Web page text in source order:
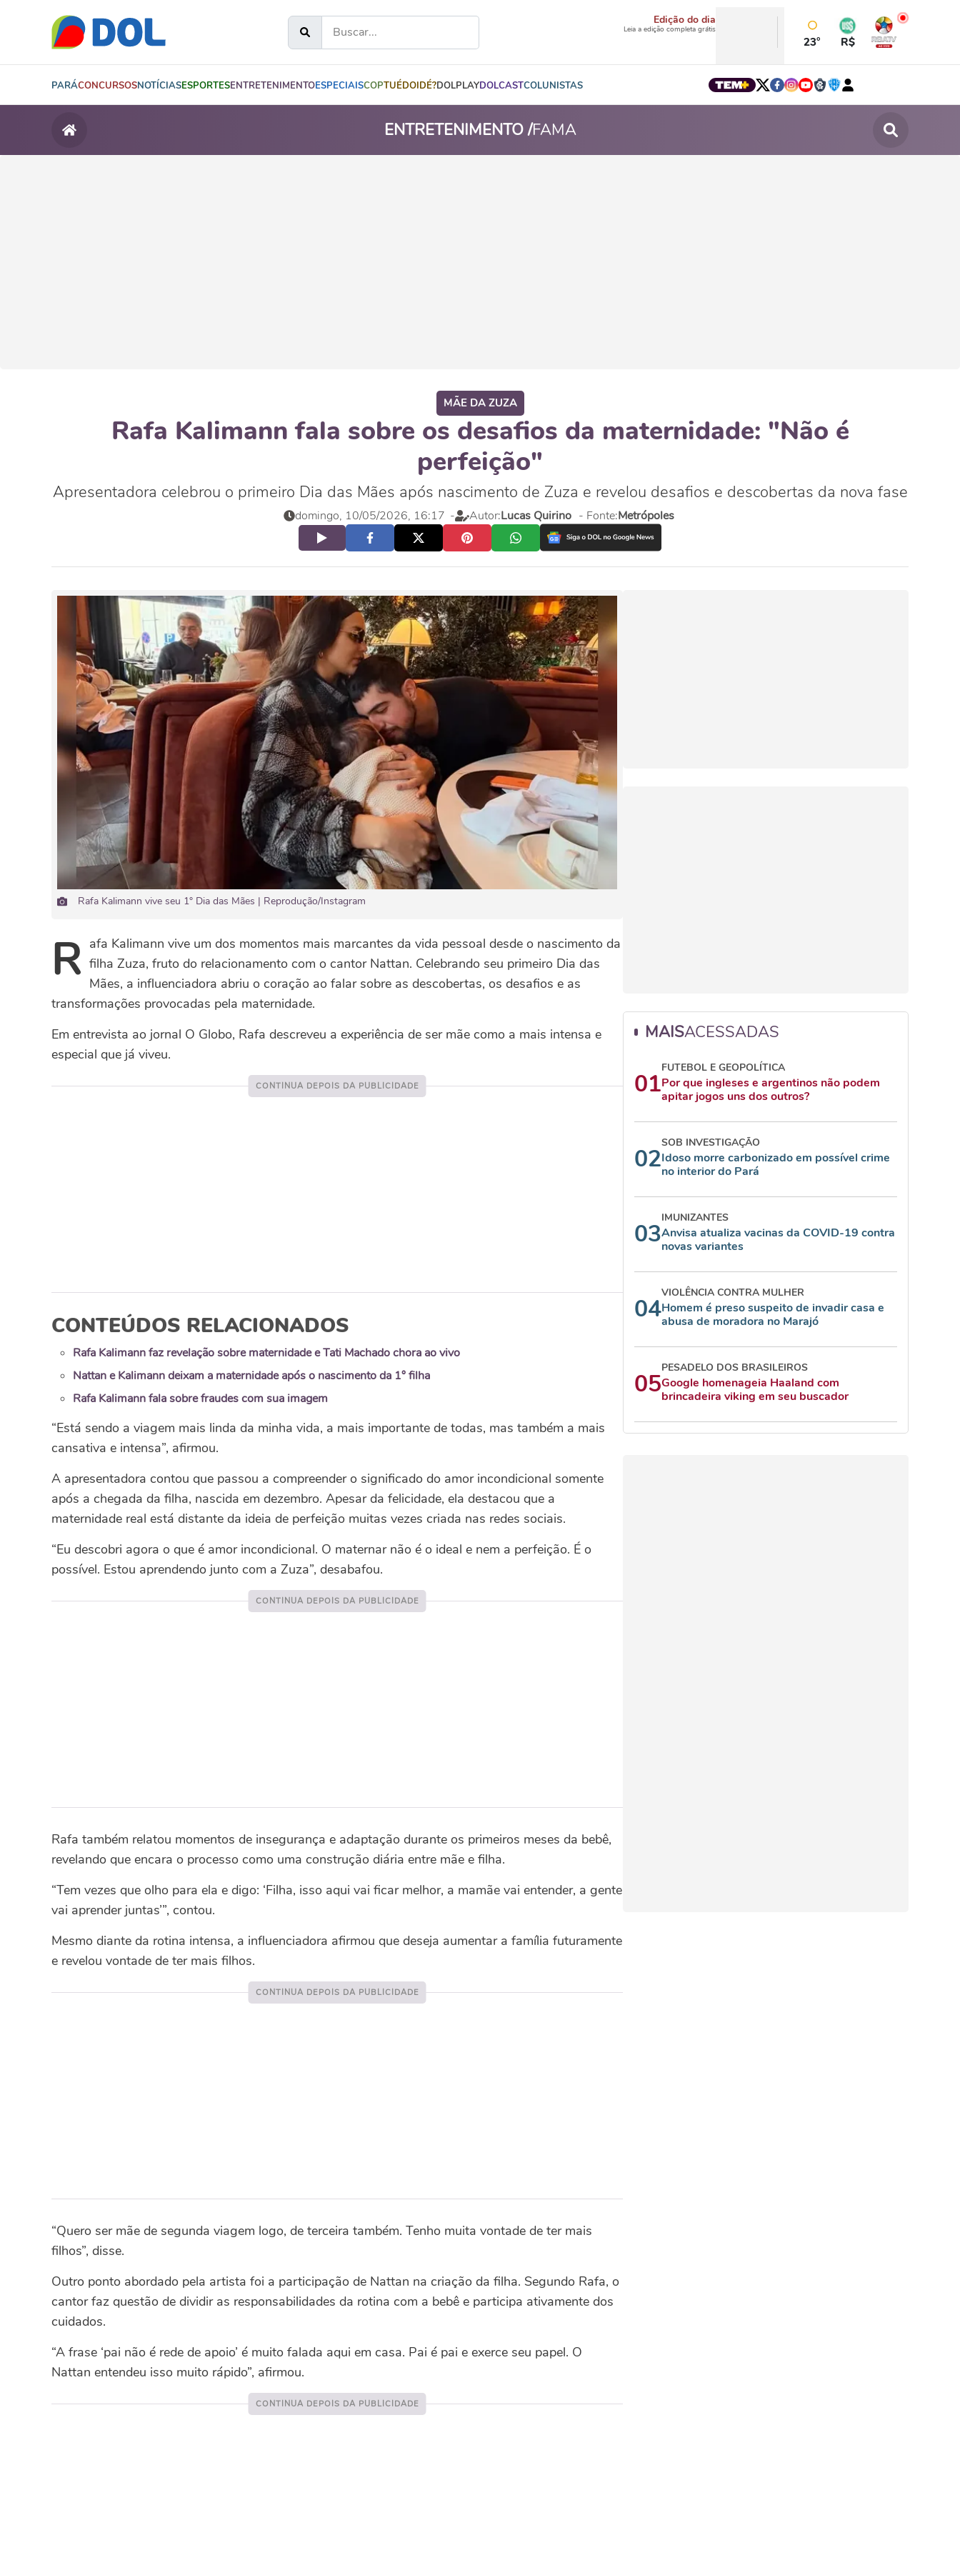
Edição do dia
Leia a edição completa grátis
23° R$
PARÁCONCURSOSNOTÍCIASESPORTESENTRETENIMENTOESPECIAISCOPTUÉDOIDÉ?DOLPLAYDOLCASTCOLUNISTAS
ENTRETENIMENTO /FAMA
MÃE DA ZUZA
Rafa Kalimann fala sobre os desafios da maternidade: "Não é
perfeição"
Apresentadora celebrou o primeiro Dia das Mães após nascimento de Zuza e revelou desafios e descobertas da nova fase
domingo, 10/05/2026, 16:17 - Autor:Lucas Quirino - Fonte:Metrópoles
Rafa Kalimann vive seu 1° Dia das Mães | Reprodução/Instagram
Rafa Kalimann vive um dos momentos mais marcantes da vida pessoal desde o nascimento da
filha Zuza, fruto do relacionamento com o cantor Nattan. Celebrando seu primeiro Dia das
Mães, a influenciadora abriu o coração ao falar sobre as descobertas, os desafios e as
transformações provocadas pela maternidade.
Em entrevista ao jornal O Globo, Rafa descreveu a experiência de ser mãe como a mais intensa e
especial que já viveu.
CONTEÚDOS RELACIONADOS
Rafa Kalimann faz revelação sobre maternidade e Tati Machado chora ao vivo
Nattan e Kalimann deixam a maternidade após o nascimento da 1° filha
Rafa Kalimann fala sobre fraudes com sua imagem
“Está sendo a viagem mais linda da minha vida, a mais importante de todas, mas também a mais
cansativa e intensa”, afirmou.
A apresentadora contou que passou a compreender o significado do amor incondicional somente
após a chegada da filha, nascida em dezembro. Apesar da felicidade, ela destacou que a
maternidade real está distante da ideia de perfeição muitas vezes criada nas redes sociais.
“Eu descobri agora o que é amor incondicional. O maternar não é o ideal e nem a perfeição. É o
possível. Estou aprendendo junto com a Zuza”, desabafou.
Rafa também relatou momentos de insegurança e adaptação durante os primeiros meses da bebê,
revelando que encara o processo como uma construção diária entre mãe e filha.
“Tem vezes que olho para ela e digo: ‘Filha, isso aqui vai ficar melhor, a mamãe vai entender, a gente
vai aprender juntas’”, contou.
Mesmo diante da rotina intensa, a influenciadora afirmou que deseja aumentar a família futuramente
e revelou vontade de ter mais filhos.
“Quero ser mãe de segunda viagem logo, de terceira também. Tenho muita vontade de ter mais
filhos”, disse.
Outro ponto abordado pela artista foi a participação de Nattan na criação da filha. Segundo Rafa, o
cantor faz questão de dividir as responsabilidades da rotina com a bebê e participa ativamente dos
cuidados.
“A frase ‘pai não é rede de apoio’ é muito falada aqui em casa. Pai é pai e exerce seu papel. O
Nattan entendeu isso muito rápido”, afirmou.
MAISACESSADAS
01
FUTEBOL E GEOPOLÍTICA
Por que ingleses e argentinos não podem
apitar jogos uns dos outros?
02
SOB INVESTIGAÇÃO
Idoso morre carbonizado em possível crime
no interior do Pará
03
IMUNIZANTES
Anvisa atualiza vacinas da COVID-19 contra
novas variantes
04
VIOLÊNCIA CONTRA MULHER
Homem é preso suspeito de invadir casa e
abusa de moradora no Marajó
05
PESADELO DOS BRASILEIROS
Google homenageia Haaland com
brincadeira viking em seu buscador